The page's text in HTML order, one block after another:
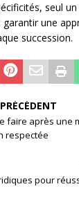
seul
une
succession.
PRÉCÉDENT
faire après une
respectée
pour